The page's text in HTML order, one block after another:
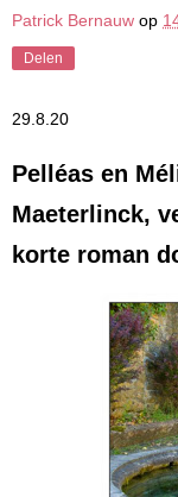
Patrick Bernauw op
Delen
29.8.20
Pelléas en
Maeterlinck,
korte roman